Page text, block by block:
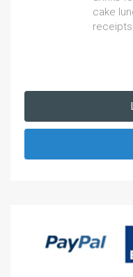
cake